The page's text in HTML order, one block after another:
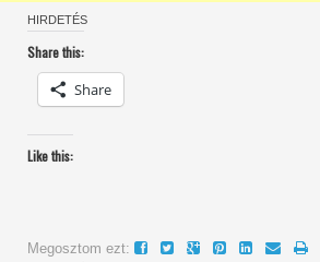
HIRDETÉS
Share this:
Share
Like this:
Megosztom ezt: